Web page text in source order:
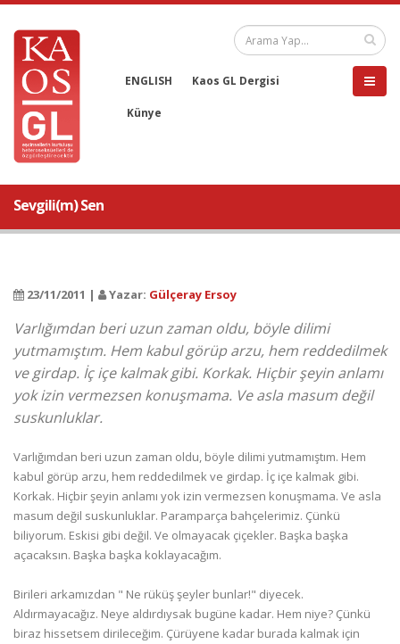
ENGLISH Kaos GL Dergisi
Künye
Sevgili(m) Sen
23/11/2011 | Yazar: Gülçeray Ersoy
Varlığımdan beri uzun zaman oldu, böyle dilimi
yutmamıştım. Hem kabul görüp arzu, hem reddedilmek
ve girdap. İç içe kalmak gibi. Korkak. Hiçbir şeyin anlamı
yok izin vermezsen konuşmama. Ve asla masum değil
suskunluklar.
Varlığımdan beri uzun zaman oldu, böyle dilimi yutmamıştım. Hem
kabul görüp arzu, hem reddedilmek ve girdap. İç içe kalmak gibi.
Korkak. Hiçbir şeyin anlamı yok izin vermezsen konuşmama. Ve asla
masum değil suskunluklar. Paramparça bahçelerimiz. Çünkü
biliyorum. Eskisi gibi değil. Ve olmayacak çiçekler. Başka başka
açacaksın. Başka başka koklayacağım.
Birileri arkamızdan " Ne rüküş şeyler bunlar!" diyecek.
Aldırmayacağız. Neye aldırdıysak bugüne kadar. Hem niye? Çünkü
biraz hissetsem dirileceğim. Çürüyene kadar burada kalmak için